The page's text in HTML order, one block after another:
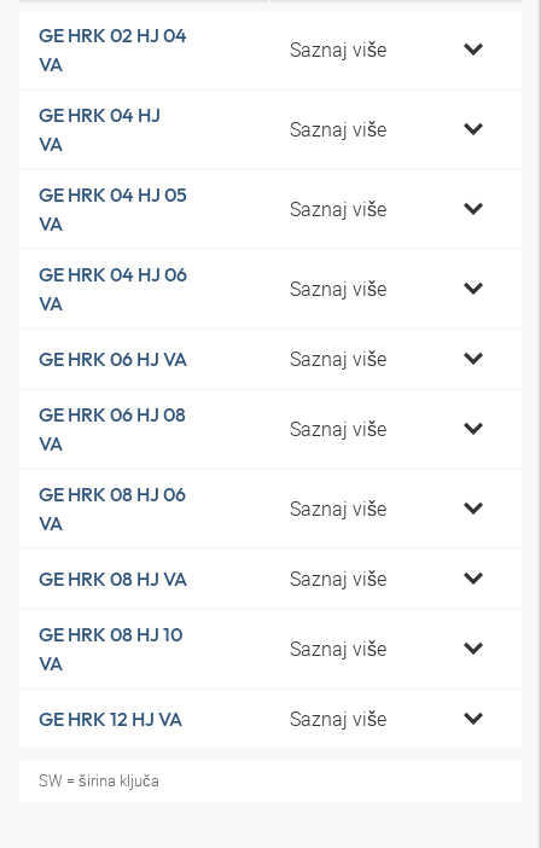
GE HRK 02 HJ 04
VA
Saznaj više
GE HRK 04 HJ
VA
Saznaj više
GE HRK 04 HJ 05
VA
Saznaj više
GE HRK 04 HJ 06
VA
Saznaj više
GE HRK 06 HJ VA Saznaj više
GE HRK 06 HJ 08
VA
Saznaj više
GE HRK 08 HJ 06
VA
Saznaj više
GE HRK 08 HJ VA Saznaj više
GE HRK 08 HJ 10
VA
Saznaj više
GE HRK 12 HJ VA Saznaj više
SW = širina ključa